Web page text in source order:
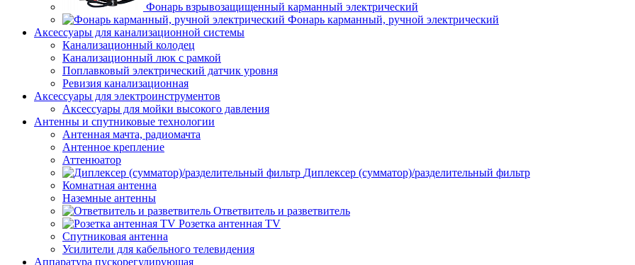
Фонарь взрывозащищенный карманный электрический
Фонарь карманный, ручной электрический
Аксессуары для канализационной системы
Канализационный колодец
Канализационный люк с рамкой
Поплавковый электрический датчик уровня
Ревизия канализационная
Аксессуары для электроинструментов
Аксессуары для мойки высокого давления
Антенны и спутниковые технологии
Антенная мачта, радиомачта
Антенное крепление
Аттенюатор
Диплексер (сумматор)/разделительный фильтр
Комнатная антенна
Наземные антенны
Ответвитель и разветвитель
Розетка антенная TV
Спутниковая антенна
Усилители для кабельного телевидения
Аппаратура пускорегулирующая